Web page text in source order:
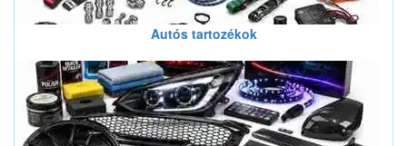
Autós tartozékok